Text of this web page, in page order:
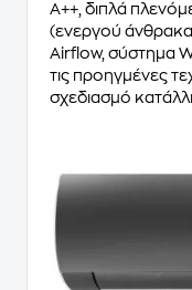
Α++, διπλά
(ενεργού
Airflow, σύστημα
τις προηγμένες
σχεδιασμό